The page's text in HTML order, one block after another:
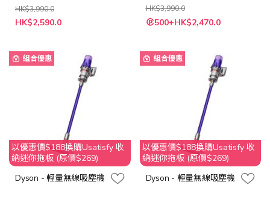
HK$3,990.0
特
殊
HK$2,590.0
HK$3,990.0
特
殊 500+HK$2,470.0
組合優惠
以優惠價$188換購Usatisfy 收
納迷你拖板 (原價$269)
Dyson - 輕量無線吸塵機
組合優惠
以優惠價$188換購Usatisfy 收
納迷你拖板 (原價$269)
Dyson - 輕量無線吸塵機